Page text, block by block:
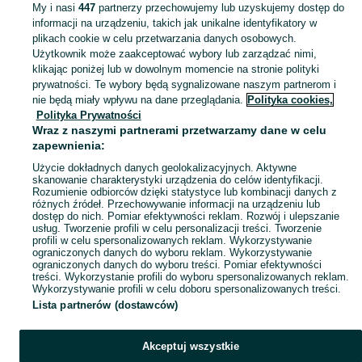
KATEGORIA
Skorzystaj z największego serwisu ogłoszeniowego - Rybnik i okolice! - kupuj lub sprzedawaj jeszcze wygodniej w kategorii Pozostałe Wypożyczalnia! Zobacz
Mapa kategorii
Mapa miejscowości
Mapa ministron
Popularne wyszukiwania
My i nasi 447partnerzy przechowujemy lub uzyskujemy dostęp do
informacji na urządzeniu, takich jak unikalne identyfikatory w
plikach cookie w celu przetwarzania danych osobowych.
Użytkownik może zaakceptować wybory lub zarządzać nimi,
klikając poniżej lub w dowolnym momencie na stronie polityki
prywatności. Te wybory będą sygnalizowane naszym partnerom i
nie będą miały wpływu na dane przeglądania. Polityka cookies,
Polityka Prywatności
Wraz z naszymi partnerami przetwarzamy dane w celu
zapewnienia:
Użycie dokładnych danych geolokalizacyjnych. Aktywne
skanowanie charakterystyki urządzenia do celów identyfikacji.
Rozumienie odbiorców dzięki statystyce lub kombinacji danych z
różnych źródeł. Przechowywanie informacji na urządzeniu lub
dostęp do nich. Pomiar efektywności reklam. Rozwój i ulepszanie
usług. Tworzenie profili w celu personalizacji treści. Tworzenie
profili w celu spersonalizowanych reklam. Wykorzystywanie
ograniczonych danych do wyboru reklam. Wykorzystywanie
ograniczonych danych do wyboru treści. Pomiar efektywności
treści. Wykorzystanie profili do wyboru spersonalizowanych reklam.
Wykorzystywanie profili w celu doboru spersonalizowanych treści.
Lista partnerów (dostawców)
Akceptuj wszystkie